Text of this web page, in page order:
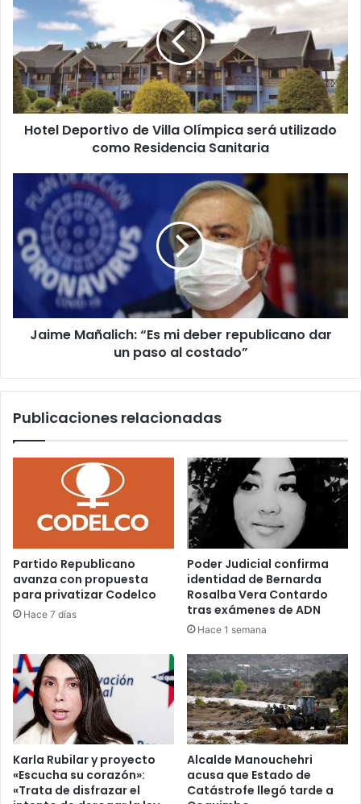
de
Olímpica
será
utilizado
como
Residencia
Sanitaria
Hotel Deportivo de Villa Olímpica será utilizado
como Residencia Sanitaria
Jaime
Mañalich:
mi
deber
republicano
paso
Jaime Mañalich: “Es mi deber republicano dar
un paso al costado”
Publicaciones relacionadas
Partido Republicano
avanza con propuesta
para privatizar Codelco
Hace 7 días
Poder Judicial confirma
identidad de Bernarda
Rosalba Vera Contardo
tras exámenes de ADN
Hace 1 semana
Karla Rubilar y proyecto
«Escucha su corazón»:
«Trata de disfrazar el
Alcalde Manouchehri
acusa que Estado de
Catástrofe llegó tarde a